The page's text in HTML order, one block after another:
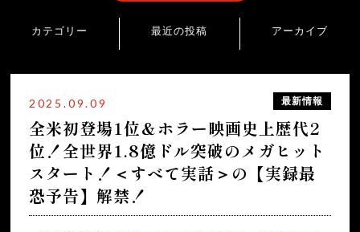
カテゴリー 最近の投稿
の夜！【悪魔オールナイト第二弾｜ハロウィンに悪魔オールナイト
ろ〉“悪魔オールナイト”開催!! 満員御礼！選ばれし（呪われし）
「死霊館」ファン集結！
IMAX®/4D/SCREENX/Dolby Cinema® 上映決定＆ビジュアル解
禁！ウォーレン夫妻直伝の4DX鑑賞マニュアル動画を公開！
「死霊館」過去作上映＆新作を含む“悪魔オールナイト”上映の実施
アーカイブ
2025.09.09 最新情報
全米初登場1位＆ホラー映画史上歴代2
位！全世界1.8億ドル突破のメガヒット
スタート！＜すべて実話＞の【実録最
恐予告】解禁！